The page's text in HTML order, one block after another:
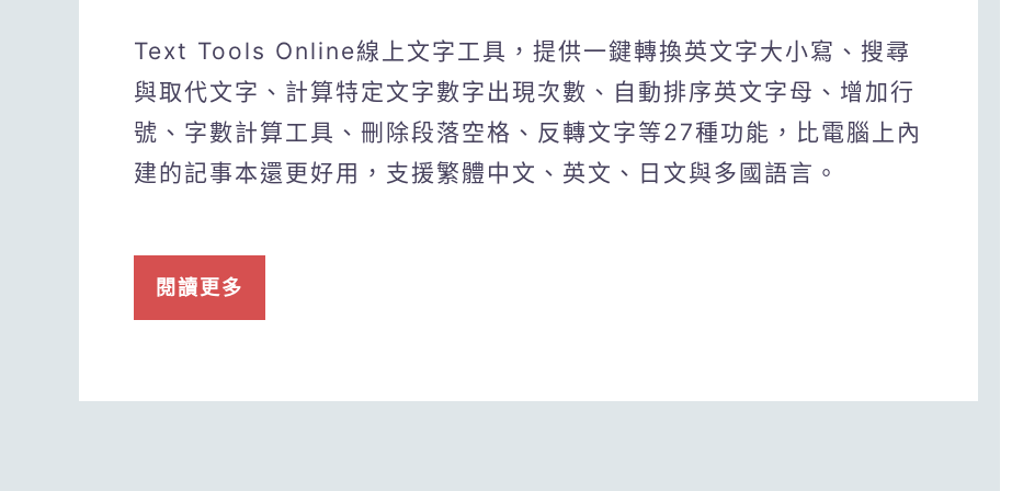
Text Tools Online線上文字工具，提供一鍵轉換英文字大小寫、搜尋
與取代文字、計算特定文字數字出現次數、自動排序英文字母、增加行
號、字數計算工具、刪除段落空格、反轉文字等27種功能，比電腦上內
建的記事本還更好用，支援繁體中文、英文、日文與多國語言。
閱讀更多